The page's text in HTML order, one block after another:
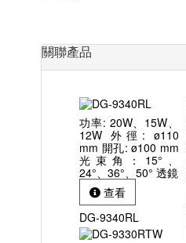
關聯產品
功率: 20W、15W、
12W 外徑: ø110
mm 開孔: ø100 mm
光束角：15°、
24°、36°、50° 透鏡
查看
DG-9340RL